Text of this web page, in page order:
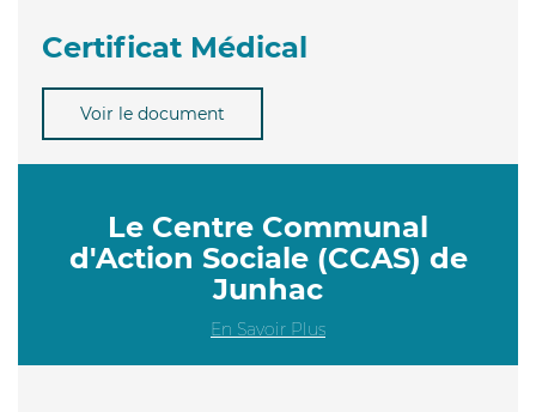
Certificat Médical
Voir le document
Le Centre Communal
d'Action Sociale (CCAS) de
Junhac
En Savoir Plus